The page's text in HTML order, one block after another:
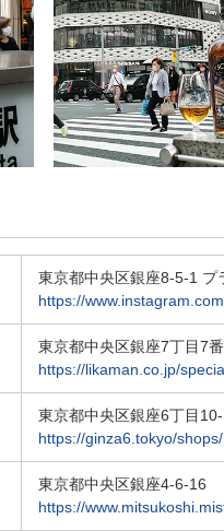
東京都中央区銀座8-5-1 プ
https://
東京都中央区銀座7丁目7
https://likaman.co.jp/
東京都中央区銀座6丁目
https://ginza6.tokyo/
東京都中央区銀座4-6-16
https://